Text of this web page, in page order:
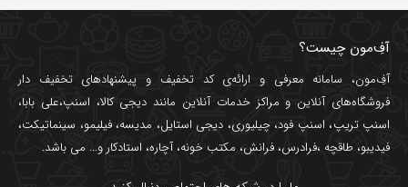
آفِ‌مون چیست؟
آفِ‌مون، سامانه معرفی و ارائه‌یکد تخفیف و پیشنهادهای تخفیف دار
فروشگاه‌های آنلاین و مراکز خدمات آنلاین مانند دیجی کالا، اسنپ،علی بابا،
اسنپ تریپ، اسنپ فود،چیلیوری، دیجی استایل، مدیسه،فیلیمو، سینماتیکت،
فیدیبو، طاقچه ،فرادرس، فرانش، مکتب خونه،آچاره، استادکار و... می باشد.